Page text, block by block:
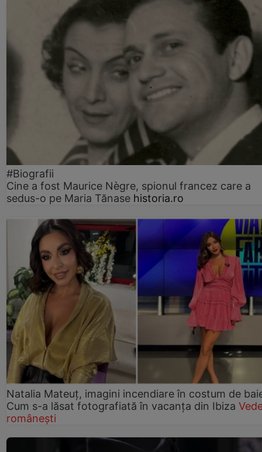
#Biografii
Cine a fost Maurice Nègre, spionul francez care a
sedus-o pe Maria Tănase historia.ro
Natalia Mateuț, imagini incendiare în costum de
Cum s-a lăsat fotografiată în vacanța din Ibiza
românești